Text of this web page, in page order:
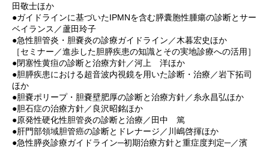
田敬士ほか
●ガイドラインに基づいたIPMNを含む膵囊胞性腫瘍の診断とサー
ベイランス／蘆田玲子
●急性胆管炎・胆嚢炎の診療ガイドライン／木暮宏史ほか
［セミナー／進歩した胆膵疾患の知識とその実地診療への活用］
●閉塞性黄疸の診断と治療方針／河上 洋ほか
●胆膵疾患における超音波内視鏡を用いた診断・治療／岩下拓司
ほか
●胆嚢ポリープ・胆嚢壁肥厚の診断と治療方針／糸永昌弘ほか
●胆石症の治療方針／良沢昭銘ほか
●原発性硬化性胆管炎の診断と治療／田中 篤
●肝門部領域胆管癌の診断とドレナージ／川嶋啓揮ほか
●急性膵炎診療ガイドライン─初期治療方針と重症度判定─／濱